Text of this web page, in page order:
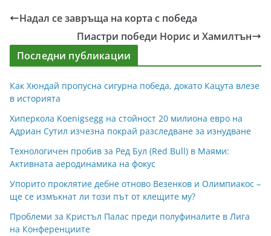
Надал се завръща на корта с победа
Пиастри победи Норис и Хамилтън
Последни публикации
Как Хюндай пропусна сигурна победа, докато Кацута влезе
в историята
Хиперкола Koenigsegg на стойност 20 милиона евро на
Адриан Сутил изчезна покрай разследване за изнудване
Технологичен пробив за Ред Бул (Red Bull) в Маями:
Активната аеродинамика на фокус
Упорито проклятие дебне отново Везенков и Олимпиакос –
ще се измъкнат ли този път от клещите му?
Проблеми за Кристъл Палас преди полуфиналите в Лига
на Конференциите